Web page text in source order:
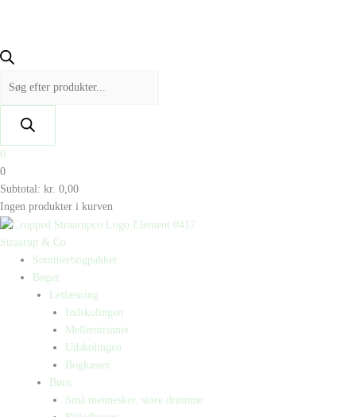
0
0
Subtotal: kr. 0,00
Ingen produkter i kurven
Straarup & Co
Sommerbogpakker
Bøger
Letlæsning
Indskolingen
Mellemtrinnet
Udskolingen
Bogkasser
Børn
Små mennesker, store drømme